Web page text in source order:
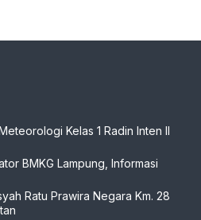
Kelas 1 Radin Inten II
BMKG Lampung, Informasi
Ratu Prawira Negara Km. 28